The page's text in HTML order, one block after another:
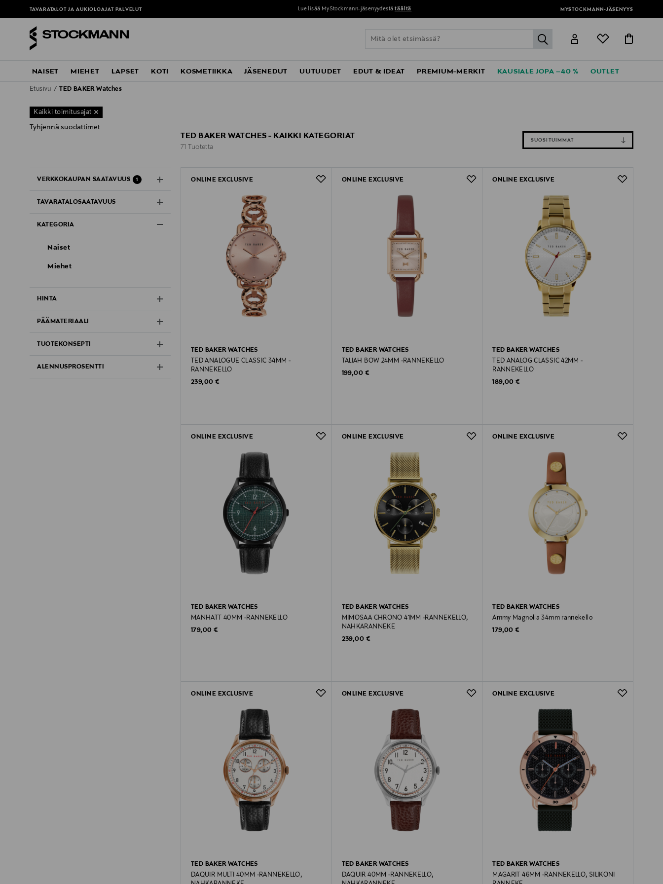
TAVARATALOT JA AUKIOLOAJAT PALVELUT Lue lisää MyStockmann-jäsenyydestä täältä MYSTOCKMANN-JÄSENYYS
label.header.go
NAISET MIEHET LAPSET KOTI KOSMETIIKKA JÄSENEDUT UUTUUDET EDUT & IDEAT PREMIUM-MERKIT KAUSIALE JOPA –40 % OUTLET
Etusivu TED BAKER Watches
Kaikki toimitusajat
Tyhjennä suodattimet
VERKKOKAUPAN SAATAVUUS 1
TAVARATALOSAATAVUUS
KATEGORIA
Naiset
Miehet
HINTA
PÄÄMATERIAALI
TUOTEKONSEPTI
ALENNUSPROSENTTI
TED BAKER WATCHES - KAIKKI KATEGORIAT
71 Tuotetta
SUOSITUIMMAT
ONLINE EXCLUSIVE
TED BAKER WATCHES
TED ANALOGUE CLASSIC 34MM -
RANNEKELLO
Original Price
239,00 €
ONLINE EXCLUSIVE
TED BAKER WATCHES
TALIAH BOW 24MM -RANNEKELLO
Original Price
199,00 €
ONLINE EXCLUSIVE
TED BAKER WATCHES
TED ANALOG CLASSIC 42MM -
RANNEKELLO
Original Price
189,00 €
ONLINE EXCLUSIVE
TED BAKER WATCHES
MANHATT 40MM -RANNEKELLO
Original Price
179,00 €
ONLINE EXCLUSIVE
TED BAKER WATCHES
MIMOSAA CHRONO 41MM -RANNEKELLO,
NAHKARANNEKE
Original Price
239,00 €
ONLINE EXCLUSIVE
TED BAKER WATCHES
Ammy Magnolia 34mm rannekello
Original Price
179,00 €
ONLINE EXCLUSIVE
TED BAKER WATCHES
DAQUIR MULTI 40MM -RANNEKELLO,
ONLINE EXCLUSIVE
TED BAKER WATCHES
DAQUIR 40MM -RANNEKELLO,
ONLINE EXCLUSIVE
TED BAKER WATCHES
MAGARIT 46MM -RANNEKELLO, SILIKONI